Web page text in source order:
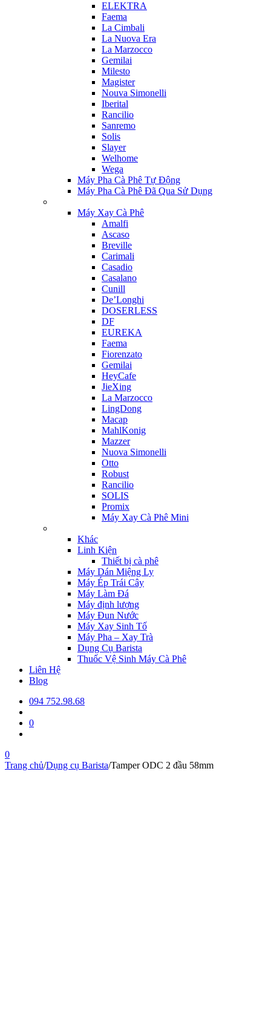
ELEKTRA
Faema
La Cimbali
La Nuova Era
La Marzocco
Gemilai
Milesto
Magister
Nouva Simonelli
Iberital
Rancilio
Sanremo
Solis
Slayer
Welhome
Wega
Máy Pha Cà Phê Tự Động
Máy Pha Cà Phê Đã Qua Sử Dụng
Máy Xay Cà Phê
Amalfi
Ascaso
Breville
Carimali
Casadio
Casalano
Cunill
De’Longhi
DOSERLESS
DF
EUREKA
Faema
Fiorenzato
Gemilai
HeyCafe
JieXing
La Marzocco
LingDong
Macap
MahlKonig
Mazzer
Nuova Simonelli
Otto
Robust
Rancilio
SOLIS
Promix
Máy Xay Cà Phê Mini
Khác
Linh Kiện
Thiết bị cà phê
Máy Dán Miệng Ly
Máy Ép Trái Cây
Máy Làm Đá
Máy định lượng
Máy Đun Nước
Máy Xay Sinh Tố
Máy Pha – Xay Trà
Dụng Cụ Barista
Thuốc Vệ Sinh Máy Cà Phê
Liên Hệ
Blog
094 752.98.68
0
0
Trang chủ/Dụng cụ Barista/Tamper ODC 2 đầu 58mm